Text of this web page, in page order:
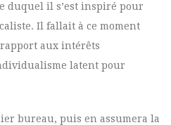
duquel il s’est inspiré pour
Il fallait à ce moment
aux intérêts
latent pour
bureau, puis en assumera la